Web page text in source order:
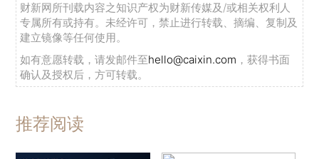
财新网所刊载内容之知识产权为财新传媒及/或相关权利人
专属所有或持有。未经许可，禁止进行转载、摘编、复制及
建立镜像等任何使用。
如有意愿转载，请发邮件至hello@caixin.com ，获得书面
确认及授权后，方可转载。
推荐阅读